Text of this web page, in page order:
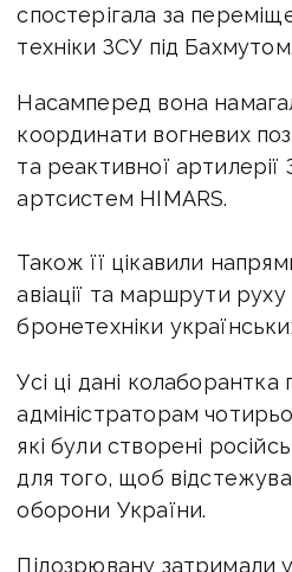
спостерігала за
техніки ЗСУ під Бахмутом.
Насамперед вона
координати вогневих
та реактивної артилерії
артсистем HIMARS.
Також її цікавили
авіації та маршрути
бронетехніки
Усі ці дані
адміністраторам
які були створені
для того, щоб
оборони України.
Підозрювану затримали